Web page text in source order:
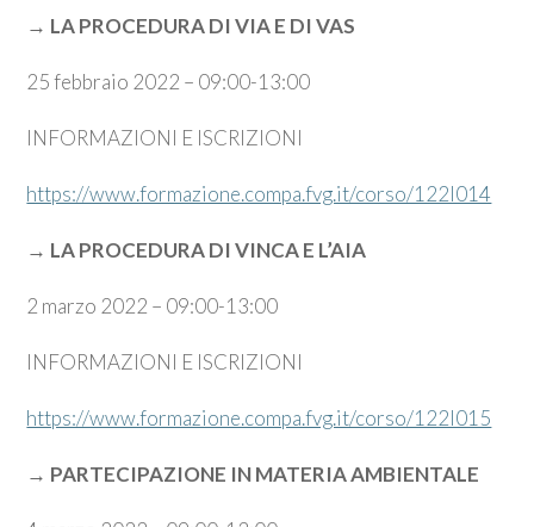
→ LA PROCEDURA DI VIA E DI VAS
25 febbraio 2022 – 09:00-13:00
INFORMAZIONI E ISCRIZIONI
https://www.formazione.compa.fvg.it/corso/122I014
→ LA PROCEDURA DI VINCA E L’AIA
2 marzo 2022 – 09:00-13:00
INFORMAZIONI E ISCRIZIONI
https://www.formazione.compa.fvg.it/corso/122I015
→ PARTECIPAZIONE IN MATERIA AMBIENTALE